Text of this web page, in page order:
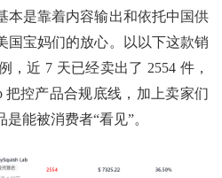
本是靠着内容输出和依托中国供
国宝妈们的放心。以以下这款销
，近 7 天已经卖出了 2554 件，
把控产品合规底线，加上卖家们
能被消费者“看见”。